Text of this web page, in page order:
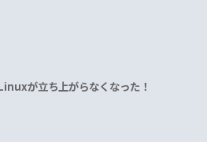
が立ち上がらなくなった！